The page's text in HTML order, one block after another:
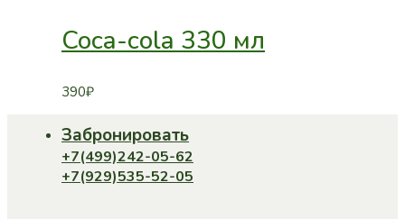
Coca-cola 330 мл
390₽
Забронировать
+7(499)242-05-62
+7(929)535-52-05